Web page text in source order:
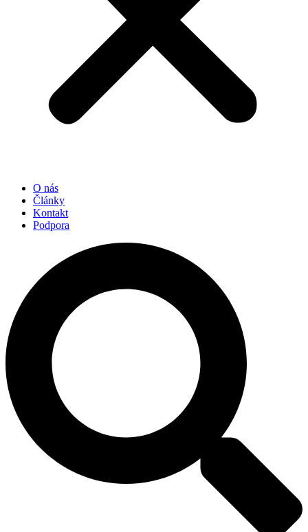
O nás
Články
Kontakt
Podpora